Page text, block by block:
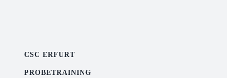
CSC ERFURT
PROBETRAINING